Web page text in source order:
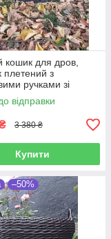
кошик для дров,
плетений з
ручками зі
ротанга ручної
л
відправки
3 380 ₴
Купити
–50%